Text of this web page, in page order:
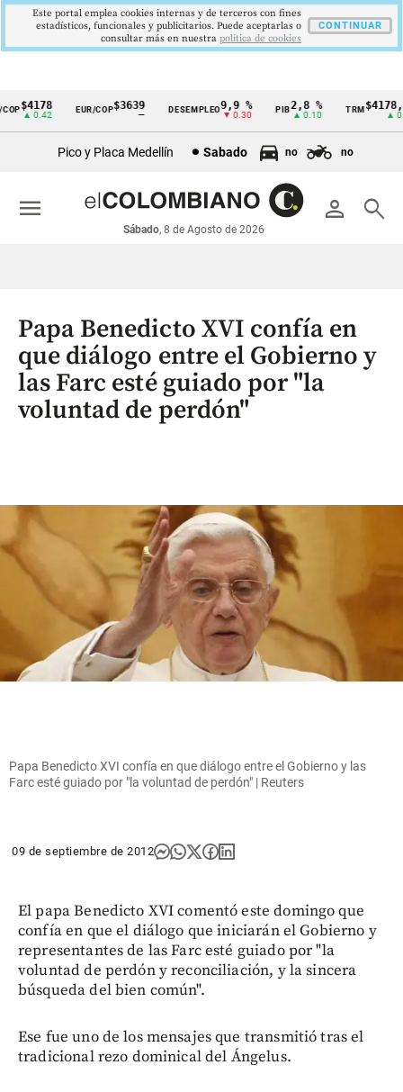
Cintillo
económicos
Colombia
$4178
▲ 0.42
EUR/COP$3639 DESEMPLEO 9,9 %
▼ 0.30
PIB2,8 %
▲ 0.10
TRM $4178,23
▲ 0.42
Pico y Placa Medellín Sabado no no
person search
Sábado, 8 de Agosto de 2026
menu
Papa Benedicto XVI confía en
que diálogo entre el Gobierno y
las Farc esté guiado por "la
voluntad de perdón"
Papa Benedicto XVI confía en que diálogo entre el Gobierno y las
Farc esté guiado por "la voluntad de perdón" | Reuters
09 de septiembre de 2012
El papa Benedicto XVI comentó este domingo que
confía en que el diálogo que iniciarán el Gobierno y
representantes de las Farc esté guiado por "la
voluntad de perdón y reconciliación, y la sincera
búsqueda del bien común".
Ese fue uno de los mensajes que transmitió tras el
tradicional rezo dominical del Ángelus.
Este portal emplea cookies internas y de terceros con fines
estadísticos, funcionales y publicitarios. Puede aceptarlas o
consultar más en nuestra politica de cookies
CONTINUAR